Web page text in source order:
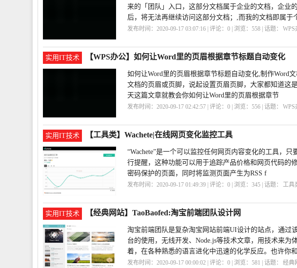
来的「团队」入口，这部分文档属于企业的文档，企业
后，将无法再继续访问这部分文档；,而我的文档即属于
发布时间：2020-09-17 03:07:16 | 评论：0 | 浏览：558 | 话题： WPS
实用IT技术 【WPS办公】如何让Word里的页眉根据章节标题自动变化
如何让Word里的页眉根据章节标题自动变化,制作Word
文档的页眉或页脚，说起设置页眉页脚，大家都知道这
天这篇文章就教会你如何让Word里的页眉根据章节
发布时间：2020-09-17 02:42:57 | 评论：0 | 浏览：556 | 话题： WPS
实用IT技术 【工具类】Wachete|在线网页变化监控工具
“Wachete”是一个可以监控任何网页内容变化的工具，
行提醒，这种功能可以用于追踪产品价格和网页代码的
密码保护的页面，同时将监测页面产生为RSS f
发布时间：2020-09-17 01:49:39 | 评论：0 | 浏览：345 | 话题： 工具
实用IT技术 【经典网站】TaoBaofed:淘宝前端团队设计网
淘宝前端团队是复杂淘宝网站前端UI设计的站点，通过
台的使用，无线开发、Node.js等技术文章，用技术来为
着，在各种熟悉的语言进化中迅速的化学反应。也许你和
发布时间：2020-09-17 00:00:02 | 评论：0 | 浏览：581 | 话题： 经典